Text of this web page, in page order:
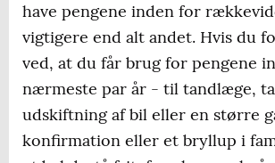
have pengene inden for
vigtigere end alt andet. Hvis du
ved, at du får brug for pengene
nærmeste par år - til tandlæge,
udskiftning af bil eller en større
konfirmation eller et bryllup i